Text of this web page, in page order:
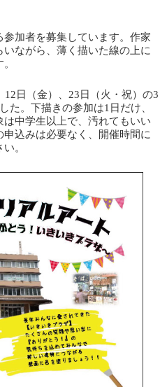
加者を募集しています。作家
ながら、薄く描いた線の上に
日（金）、23日（火・祝）の3
た。下描きの参加は1日だけ、
中学生以上で、汚れてもいい
込みは必要なく、開催時間に
。